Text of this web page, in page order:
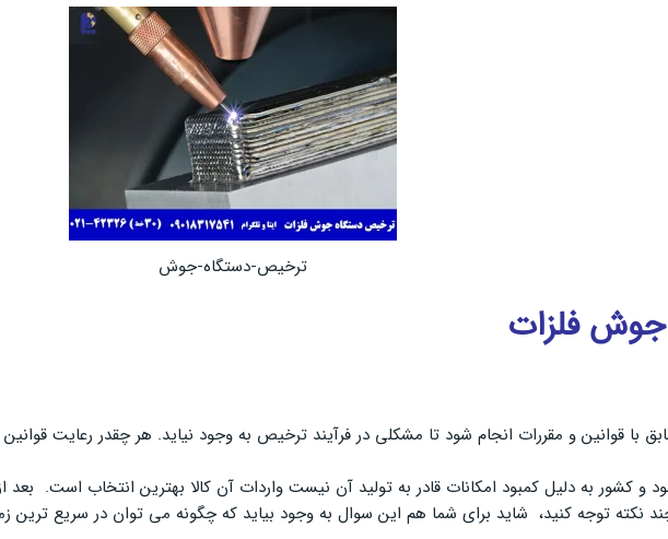
ترخیص-دستگاه-جوش
فلزات
با قوانین و مقررات انجام شود تا مشکلی در فرآیند ترخیص به وجود نیاید. هر چقدر رعایت
و کشور به دلیل کمبود امکانات قادر به تولید آن نیست واردات آن کالا بهترین انتخاب است.
نکته توجه کنید، شاید برای شما هم این سوال به وجود بیاید که چگونه می توان در سریع ترین